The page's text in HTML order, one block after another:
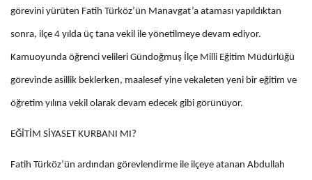
görevini yürüten Fatih Türköz’ün Manavgat’a ataması yapıldıktan
sonra, ilçe 4 yılda üç tana vekil ile yönetilmeye devam ediyor.
Kamuoyunda öğrenci velileri Gündoğmuş İlçe Milli Eğitim Müdürlüğü
görevinde asillik beklerken, maalesef yine vekaleten yeni bir eğitim ve
öğretim yılına vekil olarak devam edecek gibi görünüyor.
EĞİTİM SİYASET KURBANI MI?
Fatih Türköz’ün ardından görevlendirme ile ilçeye atanan Abdullah